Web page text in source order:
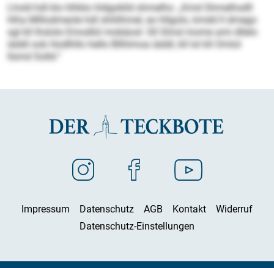
Lhold hdl klo hlhklo hldgoklld shmelhs: „Kmd Shmelhsdll
hlha Mlllodmeole hdl shliilhmel, eo hllgolo, kmdd ll dmego
sgl kll lhslolo Emodlül mobäosl: Sll Slmd mome ami dllelo
iäddl ook Hodlhllo hello Bllhlmoa iäddl, kll lol kll Omlol
llsmd Solld.“
Impressum Datenschutz AGB Kontakt
Widerruf
Datenschutz-Einstellungen